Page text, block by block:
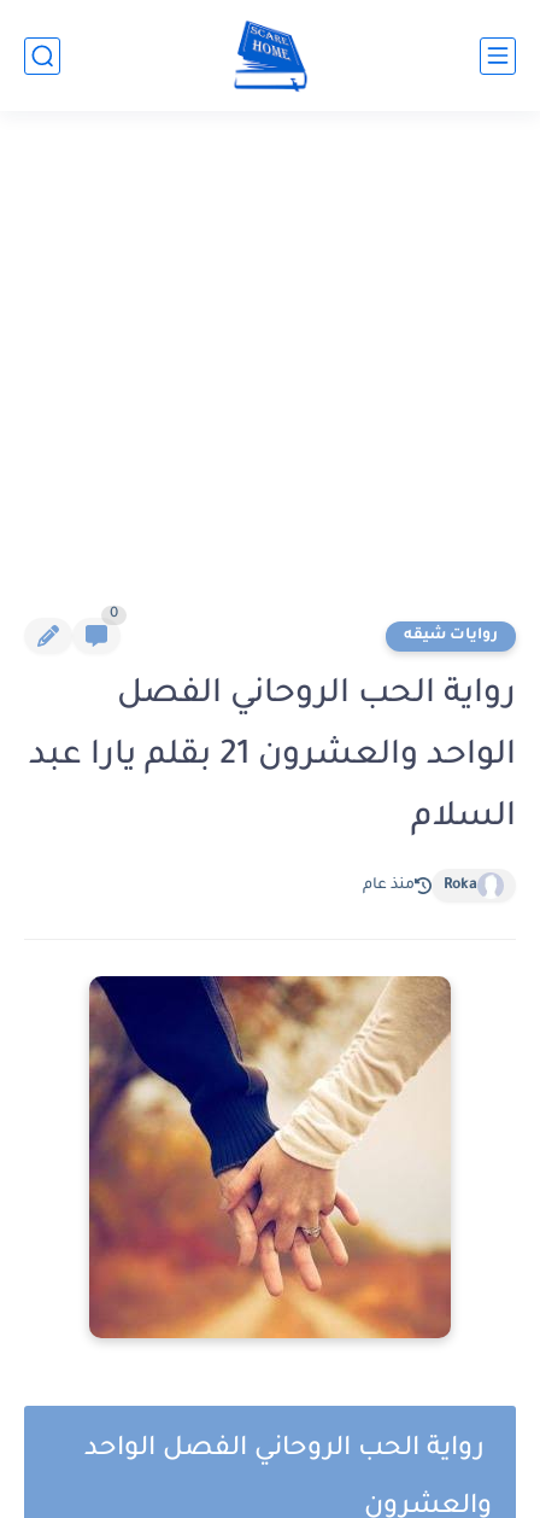
روايات شيقه
0
رواية الحب الروحاني الفصل
الواحد والعشرون 21 بقلم يارا عبد
السلام
Roka منذ عام
رواية الحب الروحاني الفصل الواحد
والعشرون